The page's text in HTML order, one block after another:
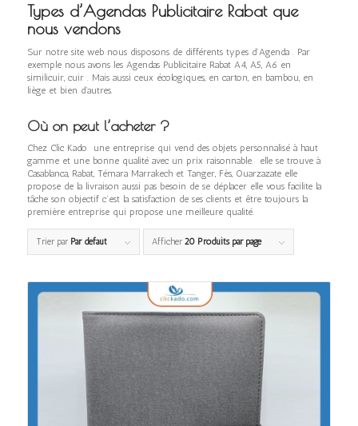
Types d’Agendas Publicitaire Rabat que
nous vendons
Sur notre site web nous disposons de différents types d’Agenda . Par
exemple nous avons les Agendas Publicitaire Rabat A4, A5, A6 en
similicuir, cuir . Mais aussi ceux écologiques, en carton, en bambou, en
liège et bien d’autres.
Où on peut l’acheter ?
Chez Clic Kado une entreprise qui vend des objets personnalisé à haut
gamme et une bonne qualité avec un prix raisonnable. elle se trouve à
Casablanca, Rabat, Témara Marrakech et Tanger, Fès, Ouarzazate elle
propose de la livraison aussi pas besoin de se déplacer elle vous facilite la
tâche son objectif c’est la satisfaction de ses clients et être toujours la
première entreprise qui propose une meilleure qualité.
Trier par Par défaut Afficher 20 Produits par page